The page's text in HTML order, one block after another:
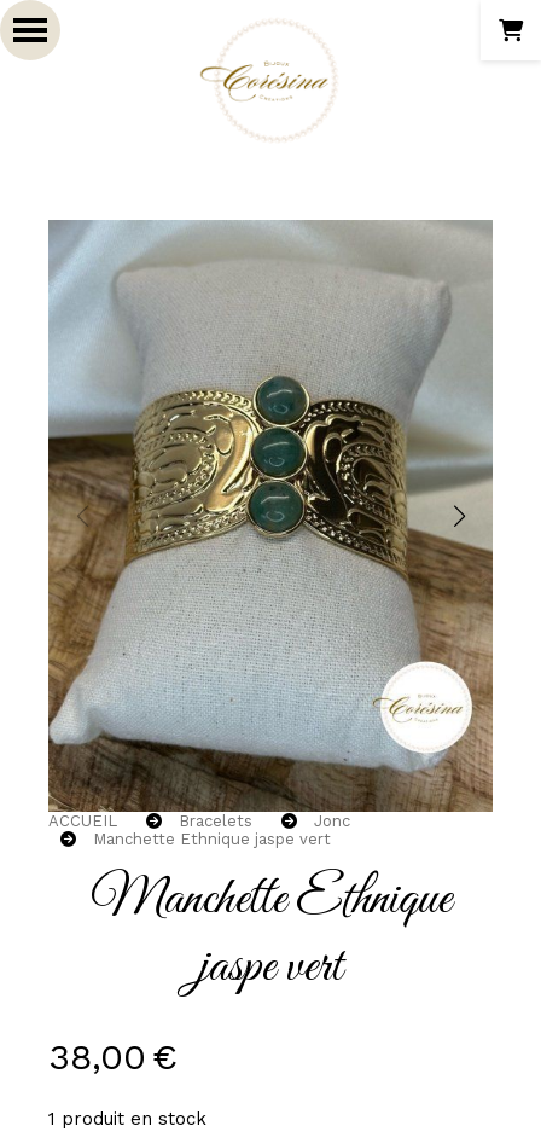
ACCUEIL Bracelets
Jonc
Manchette Ethnique jaspe vert
Manchette Ethnique
jaspe vert
38,00 €
1 produit en stock
Panneau de gestion des cookies